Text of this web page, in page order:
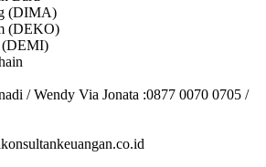
(DIMA)
(DEKO)
(DEMI)
/ Wendy Via Jonata :0877 0070 0705 /